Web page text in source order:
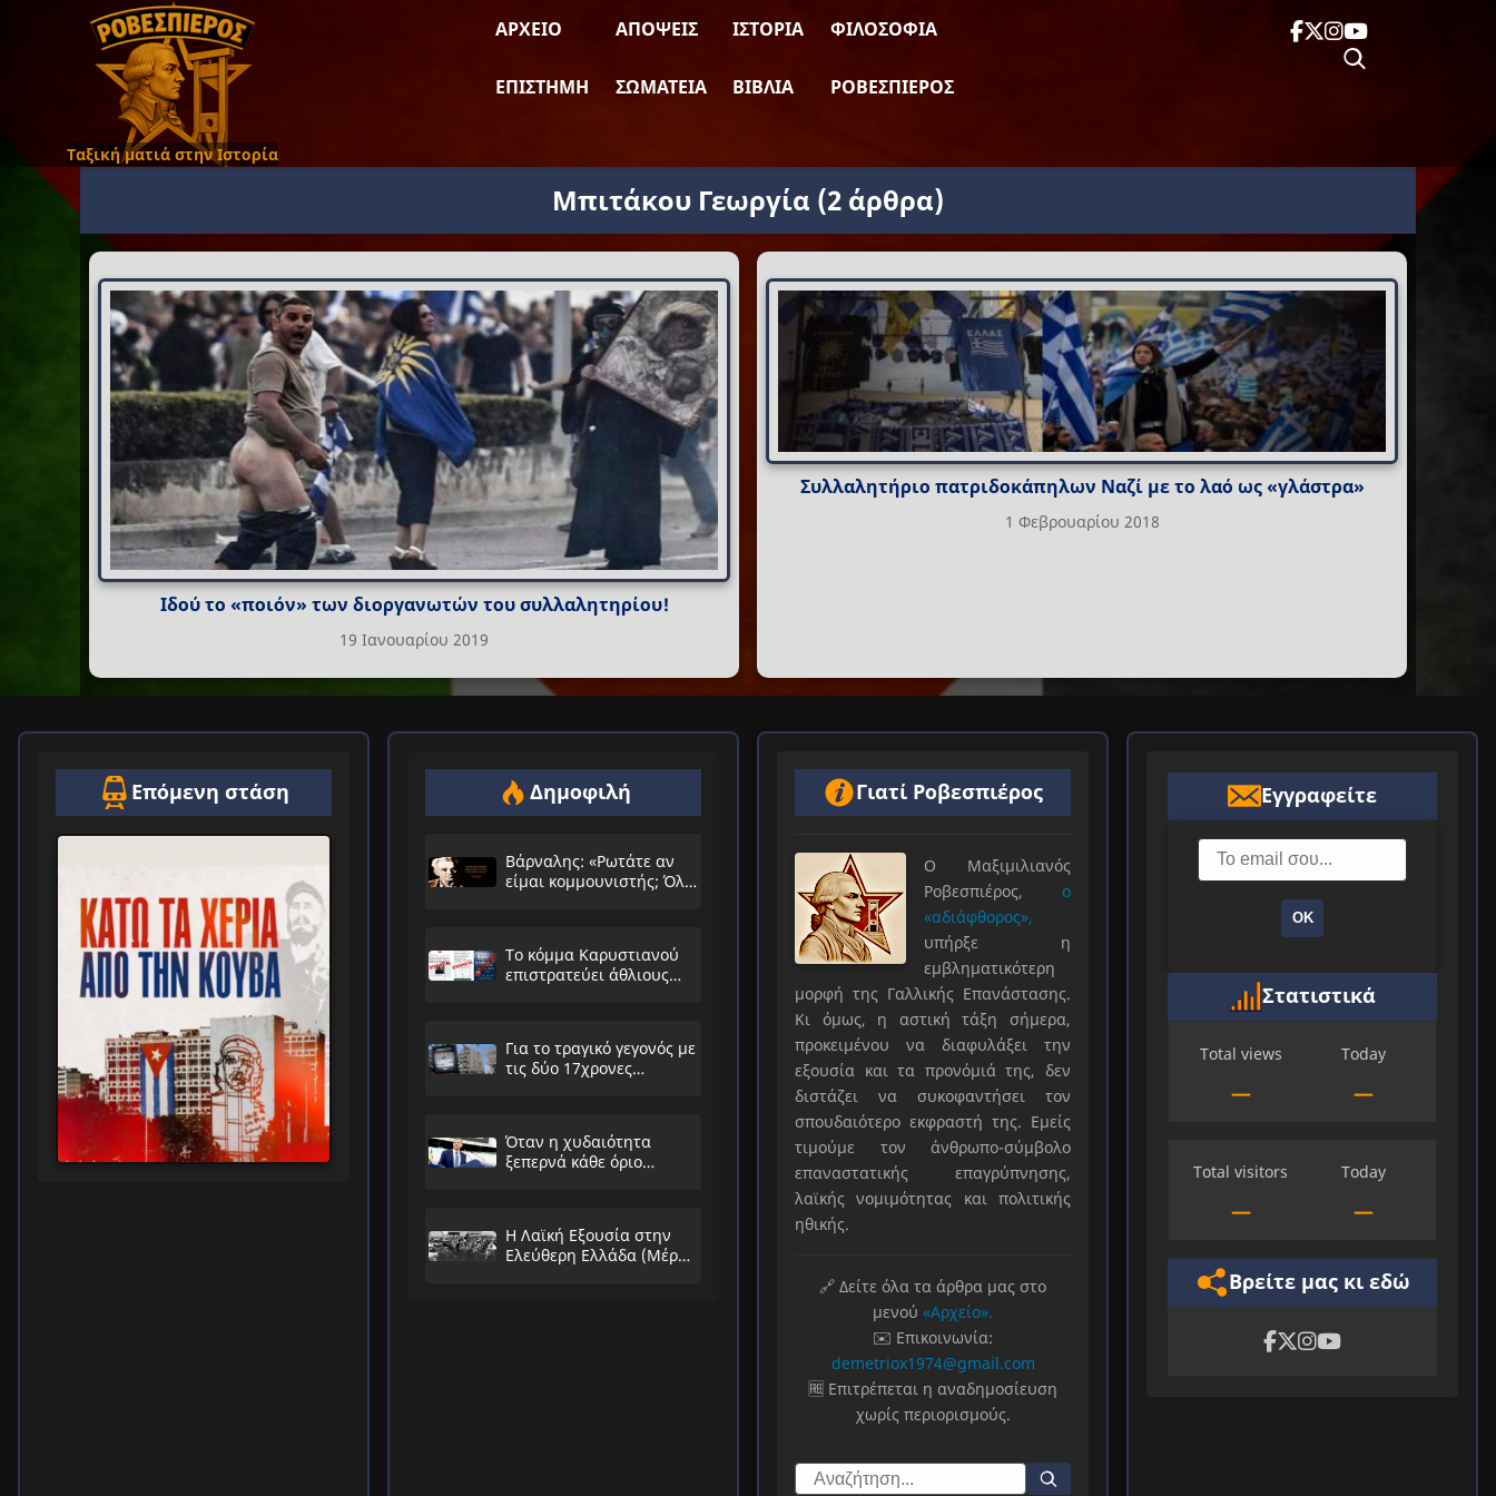
Ταξική ματιά στην Ιστορία
ΑΡΧΕΊΟ ΑΠΌΨΕΙΣ ΙΣΤΟΡΊΑ ΦΙΛΟΣΟΦΊΑ
ΕΠΙΣΤΉΜΗ ΣΩΜΑΤΕΊΑ ΒΙΒΛΊΑ ΡΟΒΕΣΠΙΈΡΟΣ
Μπιτάκου Γεωργία (2 άρθρα)
Ιδού το «ποιόν» των διοργανωτών του συλλαλητηρίου!
19 Ιανουαρίου 2019
Συλλαλητήριο πατριδοκάπηλων Ναζί με το λαό ως «γλάστρα»
1 Φεβρουαρίου 2018
Επόμενη στάση Δημοφιλή
Βάρναλης: «Ρωτάτε αν
είμαι κομμουνιστής; Όλο
Το κόμμα Καρυστιανού
επιστρατεύει άθλιους
Για το τραγικό γεγονός με
τις δύο 17χρονες
Όταν η χυδαιότητα
ξεπερνά κάθε όριο…
Η Λαϊκή Εξουσία στην
Ελεύθερη Ελλάδα (Μέρος
Γιατί Ροβεσπιέρος
Ο Μαξιμιλιανός
Ροβεσπιέρος, ο
«αδιάφθορος»,
υπήρξε η
εμβληματικότερη
μορφή της Γαλλικής Επανάστασης.
Κι όμως, η αστική τάξη σήμερα,
προκειμένου να διαφυλάξει την
εξουσία και τα προνόμιά της, δεν
διστάζει να συκοφαντήσει τον
σπουδαιότερο εκφραστή της. Εμείς
τιμούμε τον άνθρωπο-σύμβολο
επαναστατικής επαγρύπνησης,
λαϊκής νομιμότητας και πολιτικής
ηθικής.
🔗 Δείτε όλα τα άρθρα μας στο
μενού «Αρχείο».
✉️ Επικοινωνία:
demetriox1974@gmail.com
🆓 Επιτρέπεται η αναδημοσίευση
χωρίς περιορισμούς.
Εγγραφείτε
ΟΚ
Στατιστικά
Total views
—
Today
—
Total visitors
—
Today
—
Βρείτε μας κι εδώ